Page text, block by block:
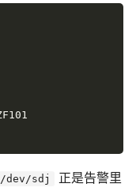
/dev/sdj
正是告警里